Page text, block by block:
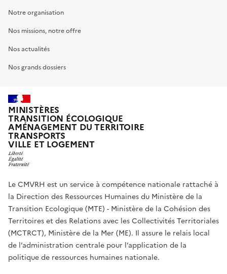
Notre organisation
Nos missions, notre offre
Nos actualités
Nos grands dossiers
MINISTÈRES
TRANSITION ÉCOLOGIQUE
AMÉNAGEMENT DU TERRITOIRE
TRANSPORTS
VILLE ET LOGEMENT
Le CMVRH est un service à compétence nationale rattaché à
la Direction des Ressources Humaines du Ministère de la
Transition Ecologique (MTE) - Ministère de la Cohésion des
Territoires et des Relations avec les Collectivités Territoriales
(MCTRCT), Ministère de la Mer (ME). Il assure le relais local
de l’administration centrale pour l’application de la
politique de ressources humaines nationale.